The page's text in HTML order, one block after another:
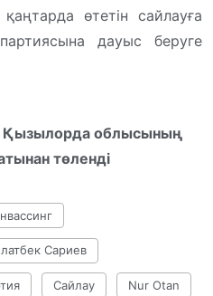
өтетін сайлауға
дауыс беруге
Қызылорда облысының
төленді
Сариев
Сайлау Nur Otan